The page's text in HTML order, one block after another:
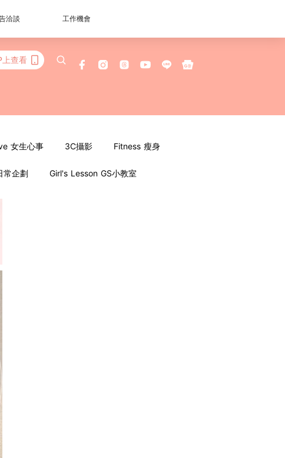
洽談 工作機會
查看
女生心事 3C攝影 Fitness 瘦身
常企劃 Girl's Lesson GS小教室